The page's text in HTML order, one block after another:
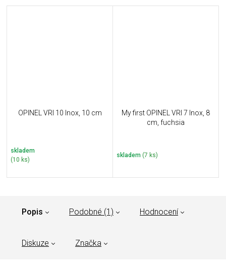
OPINEL VRI 10 Inox, 10 cm
skladem
(10 ks)
My first OPINEL VRI 7 Inox, 8
cm, fuchsia
skladem (7 ks)
Popis Podobné (1) Hodnocení
Diskuze Značka